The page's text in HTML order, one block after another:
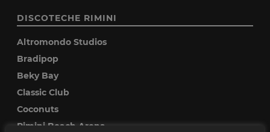
DISCOTECHE RIMINI
Altromondo Studios
Bradipop
Beky Bay
Classic Club
Coconuts
Rimini Beach Arena